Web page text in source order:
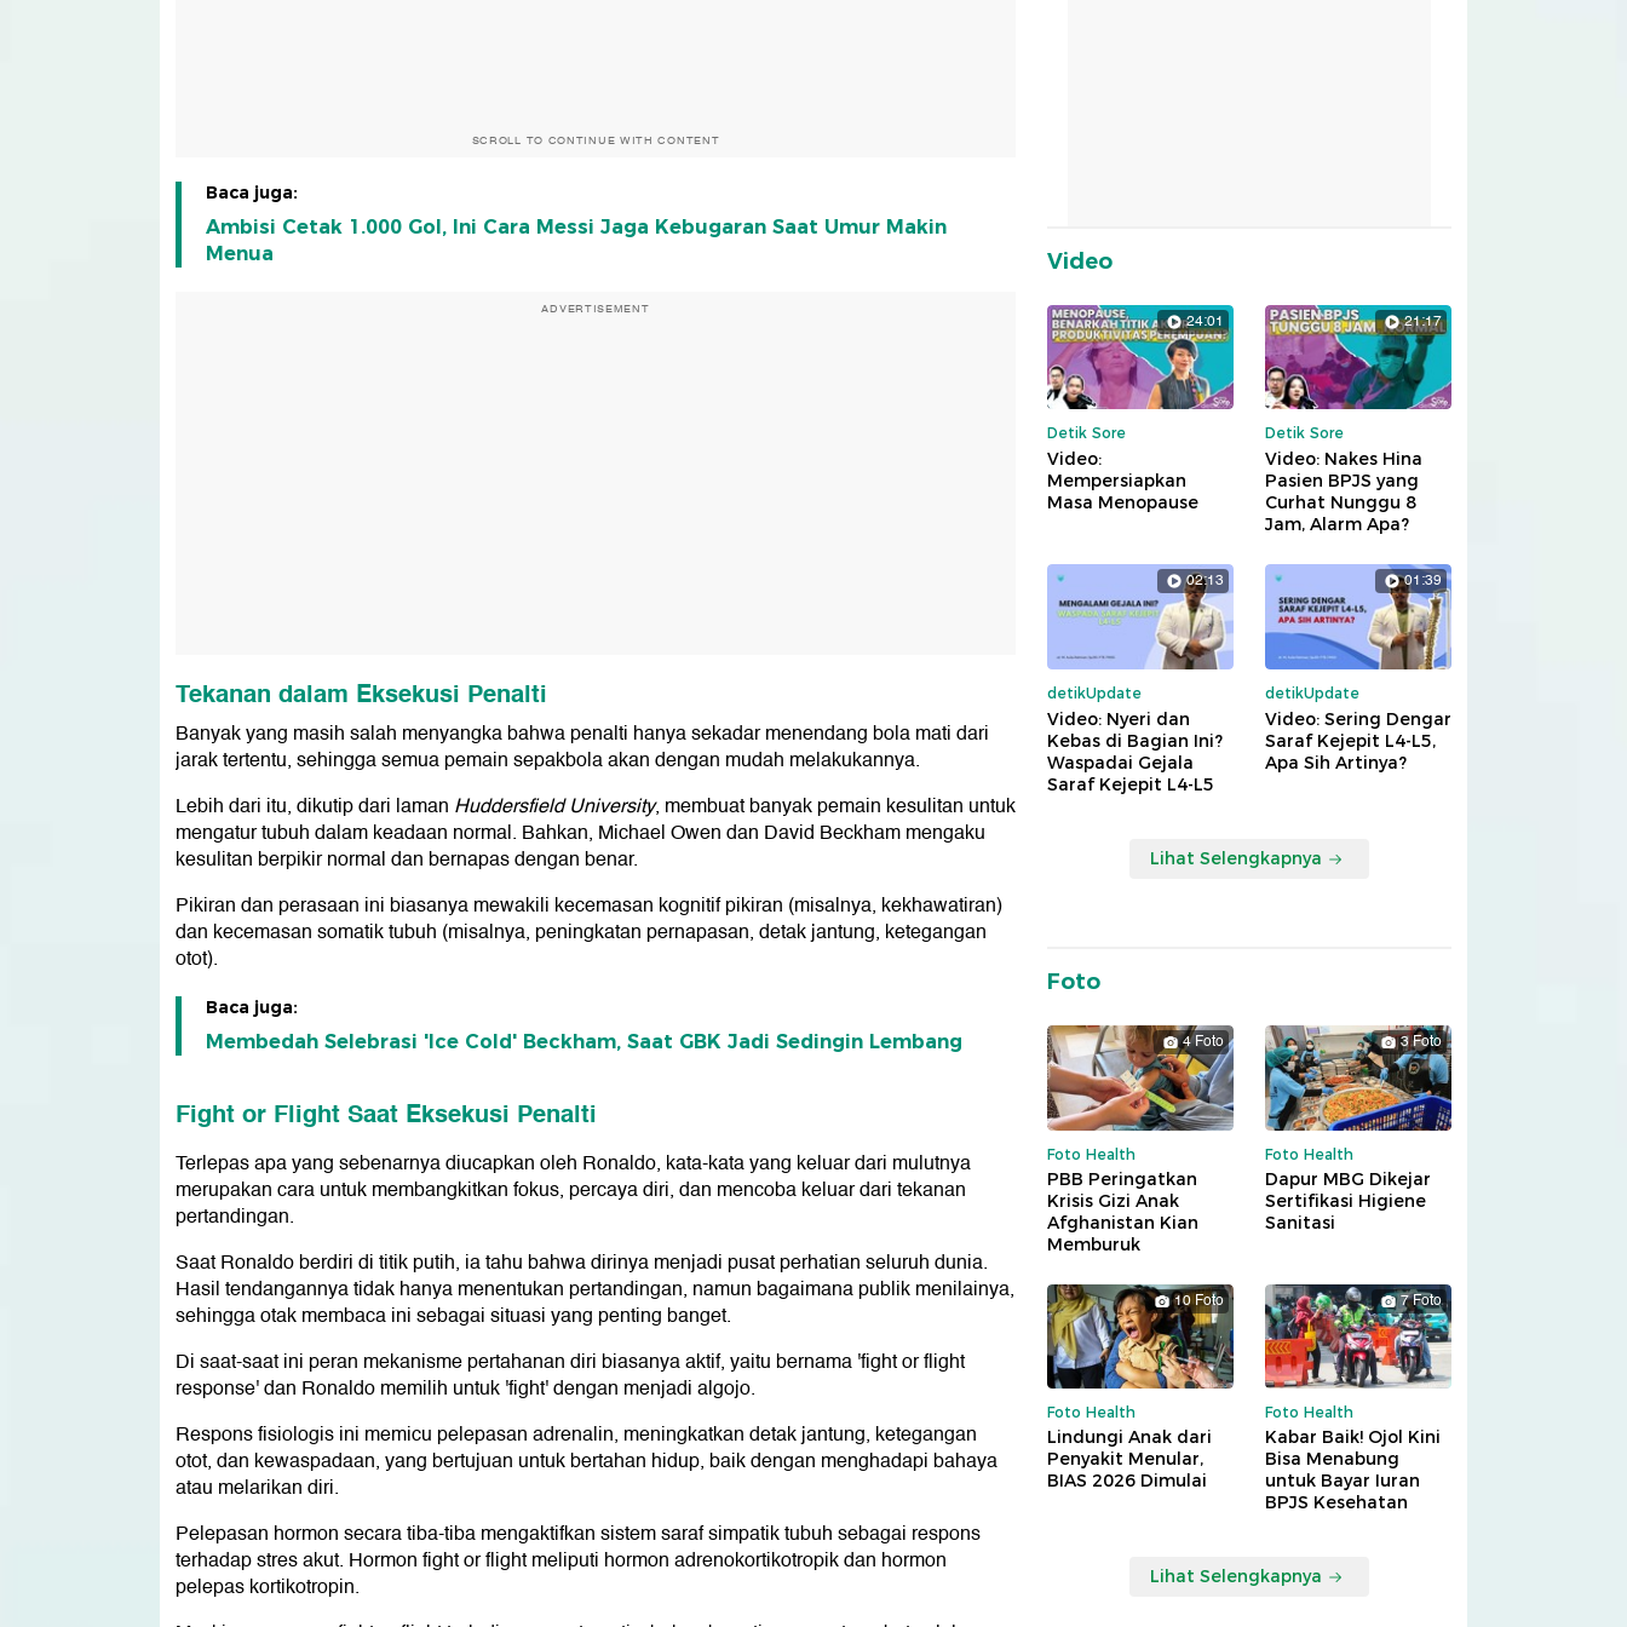
SCROLL TO CONTINUE WITH CONTENT
Baca juga:
Ambisi Cetak 1.000 Gol, Ini Cara Messi Jaga Kebugaran Saat Umur Makin
Menua
ADVERTISEMENT
Tekanan dalam Eksekusi Penalti
Banyak yang masih salah menyangka bahwa penalti hanya sekadar menendang bola mati dari
jarak tertentu, sehingga semua pemain sepakbola akan dengan mudah melakukannya.
Lebih dari itu, dikutip dari laman Huddersfield University, membuat banyak pemain kesulitan untuk
mengatur tubuh dalam keadaan normal. Bahkan, Michael Owen dan David Beckham mengaku
kesulitan berpikir normal dan bernapas dengan benar.
Pikiran dan perasaan ini biasanya mewakili kecemasan kognitif pikiran (misalnya, kekhawatiran)
dan kecemasan somatik tubuh (misalnya, peningkatan pernapasan, detak jantung, ketegangan
otot).
Baca juga:
Membedah Selebrasi 'Ice Cold' Beckham, Saat GBK Jadi Sedingin Lembang
Fight or Flight Saat Eksekusi Penalti
Terlepas apa yang sebenarnya diucapkan oleh Ronaldo, kata-kata yang keluar dari mulutnya
merupakan cara untuk membangkitkan fokus, percaya diri, dan mencoba keluar dari tekanan
pertandingan.
Saat Ronaldo berdiri di titik putih, ia tahu bahwa dirinya menjadi pusat perhatian seluruh dunia.
Hasil tendangannya tidak hanya menentukan pertandingan, namun bagaimana publik menilainya,
sehingga otak membaca ini sebagai situasi yang penting banget.
Di saat-saat ini peran mekanisme pertahanan diri biasanya aktif, yaitu bernama 'fight or flight
response' dan Ronaldo memilih untuk 'fight' dengan menjadi algojo.
Respons fisiologis ini memicu pelepasan adrenalin, meningkatkan detak jantung, ketegangan
otot, dan kewaspadaan, yang bertujuan untuk bertahan hidup, baik dengan menghadapi bahaya
atau melarikan diri.
Pelepasan hormon secara tiba-tiba mengaktifkan sistem saraf simpatik tubuh sebagai respons
terhadap stres akut. Hormon fight or flight meliputi hormon adrenokortikotropik dan hormon
pelepas kortikotropin.
Video
24:01
Detik Sore
Video:
Mempersiapkan
Masa Menopause
21:17
Detik Sore
Video: Nakes Hina
Pasien BPJS yang
Curhat Nunggu 8
Jam, Alarm Apa?
02:13
detikUpdate
Video: Nyeri dan
Kebas di Bagian Ini?
Waspadai Gejala
Saraf Kejepit L4-L5
01:39
detikUpdate
Video: Sering Dengar
Saraf Kejepit L4-L5,
Apa Sih Artinya?
Lihat Selengkapnya
Foto
4 Foto
Foto Health
PBB Peringatkan
Krisis Gizi Anak
Afghanistan Kian
Memburuk
3 Foto
Foto Health
Dapur MBG Dikejar
Sertifikasi Higiene
Sanitasi
10 Foto
Foto Health
Lindungi Anak dari
Penyakit Menular,
BIAS 2026 Dimulai
7 Foto
Foto Health
Kabar Baik! Ojol Kini
Bisa Menabung
untuk Bayar Iuran
BPJS Kesehatan
Lihat Selengkapnya